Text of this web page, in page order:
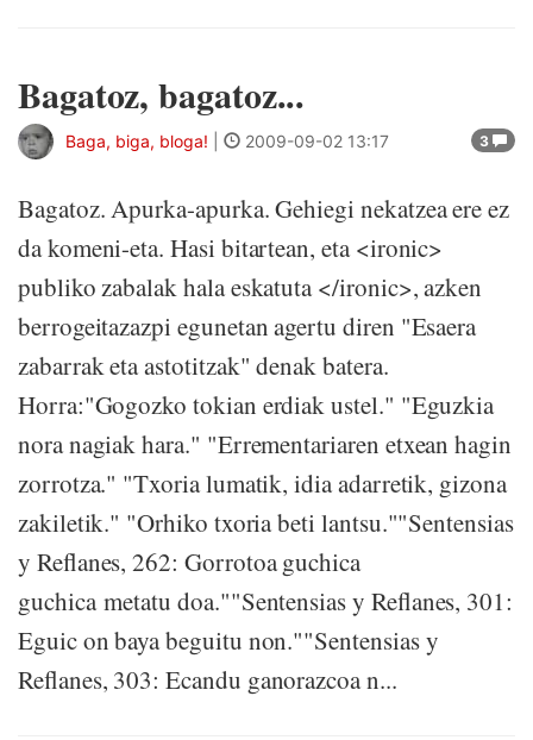
Bagatoz, bagatoz...
3
Baga, biga, bloga! 2009-09-02 13:17
Bagatoz. Apurka-apurka. Gehiegi nekatzea ere ez
da komeni-eta. Hasi bitartean, eta <ironic>
publiko zabalak hala eskatuta </ironic>, azken
berrogeitazazpi egunetan agertu diren "Esaera
zabarrak eta astotitzak" denak batera.
Horra:"Gogozko tokian erdiak ustel." "Eguzkia
nora nagiak hara." "Errementariaren etxean hagin
zorrotza." "Txoria lumatik, idia adarretik, gizona
zakiletik." "Orhiko txoria beti lantsu.""Sentensias
y Reflanes, 262: Gorrotoa guchica
guchica metatu doa.""Sentensias y Reflanes, 301:
Eguic on baya beguitu non.""Sentensias y
Reflanes, 303: Ecandu ganorazcoa n...